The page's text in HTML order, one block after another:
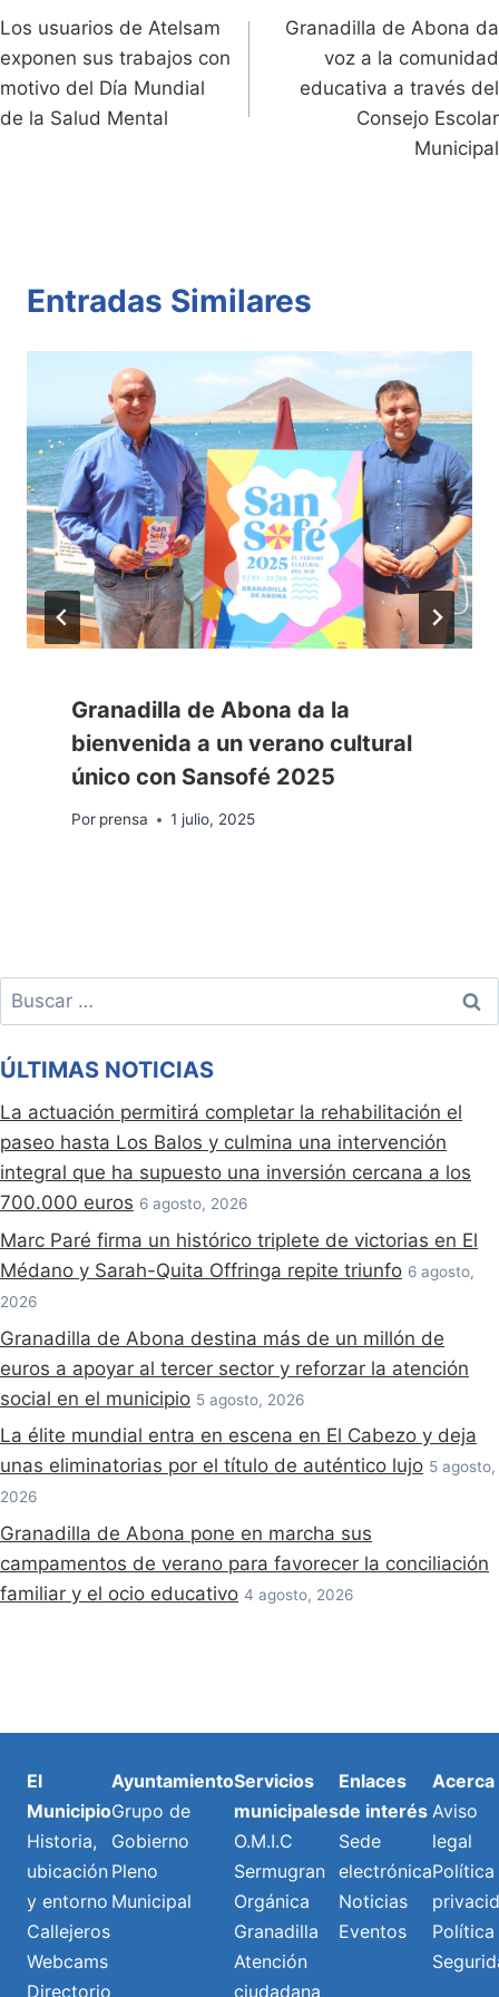
dl
y
k
p
de
entradas
Los usuarios de Atelsam
exponen sus trabajos con
motivo del Día Mundial
de la Salud Mental
Granadilla de Abona da
voz a la comunidad
educativa a través del
Consejo Escolar
Municipal
Entradas Similares
Granadilla de Abona da la
bienvenida a un verano cultural
único con Sansofé 2025
Por prensa 1 julio, 2025
Buscar:
ÚLTIMAS NOTICIAS
La actuación permitirá completar la rehabilitación el
paseo hasta Los Balos y culmina una intervención
integral que ha supuesto una inversión cercana a los
700.000 euros 6 agosto, 2026
Marc Paré firma un histórico triplete de victorias en El
Médano y Sarah-Quita Offringa repite triunfo 6 agosto,
2026
Granadilla de Abona destina más de un millón de
euros a apoyar al tercer sector y reforzar la atención
social en el municipio 5 agosto, 2026
La élite mundial entra en escena en El Cabezo y deja
unas eliminatorias por el título de auténtico lujo 5 agosto,
2026
Granadilla de Abona pone en marcha sus
campamentos de verano para favorecer la conciliación
familiar y el ocio educativo 4 agosto, 2026
El
Municipio
Historia,
ubicación
y entorno
Callejeros
Webcams
Directorio
Ayuntamiento
Grupo de
Gobierno
Pleno
Municipal
Servicios
municipales
O.M.I.C
Sermugran
Orgánica
Granadilla
Atención
ciudadana
Enlaces
de interés
Sede
electrónica
Noticias
Eventos
Acerca
Aviso
legal
Política
Política